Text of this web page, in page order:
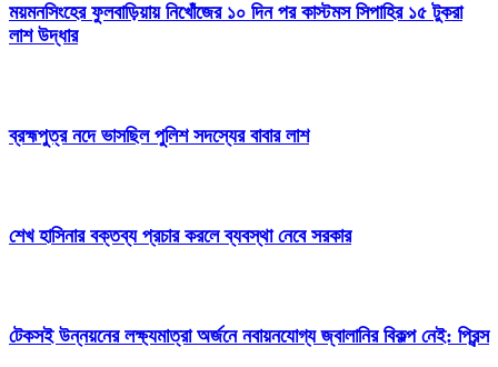
ময়মনসিংহের ফুলবাড়িয়ায় নিখোঁজের ১০ দিন পর কাস্টমস সিপাহির ১৫ টুকরা
লাশ উদ্ধার
ব্রহ্মপুত্র নদে ভাসছিল পুলিশ সদস্যের বাবার লাশ
শেখ হাসিনার বক্তব্য প্রচার করলে ব্যবস্থা নেবে সরকার
টেকসই উন্নয়নের লক্ষ্যমাত্রা অর্জনে নবায়নযোগ্য জ্বালানির বিকল্প নেই: প্রিন্স